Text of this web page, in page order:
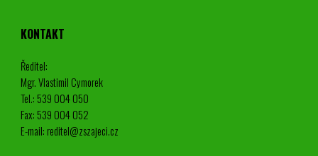
KONTAKT
Ředitel:
Mgr. Vlastimil Cymorek
Tel.: 539 004 050
Fax: 539 004 052
E-mail: reditel@zszajeci.cz